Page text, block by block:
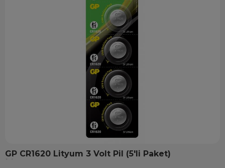
GP CR1620 Lityum 3 Volt Pil (5'li Paket)